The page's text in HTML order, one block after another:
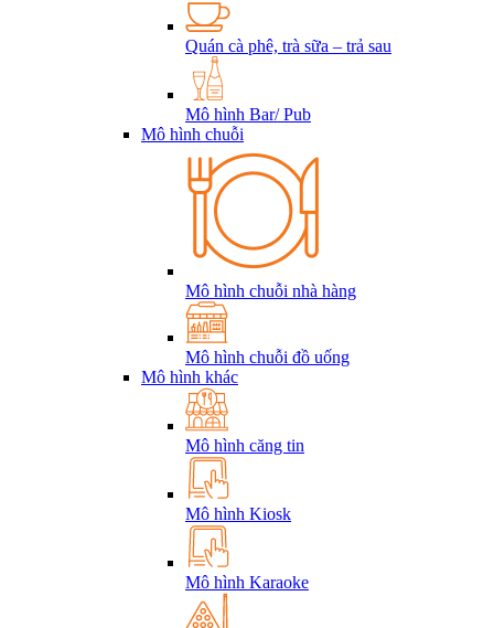
Quán cà phê, trà sữa – trả sau
Mô hình Bar/ Pub
Mô hình chuỗi
Mô hình chuỗi nhà hàng
Mô hình chuỗi đồ uống
Mô hình khác
Mô hình căng tin
Mô hình Kiosk
Mô hình Karaoke